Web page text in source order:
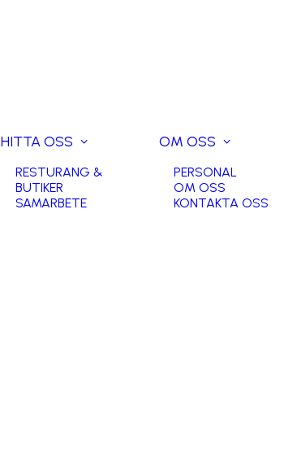
HITTA OSS
RESTURANG &
BUTIKER
SAMARBETE
OM OSS
PERSONAL
OM OSS
KONTAKTA OSS